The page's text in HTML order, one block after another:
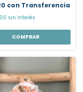
con Transferencia
sin interés
COMPRAR